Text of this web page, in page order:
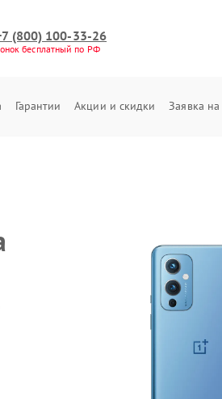
(800) 100-33-26
бесплатный по РФ
Гарантии Акции и скидки Заявка